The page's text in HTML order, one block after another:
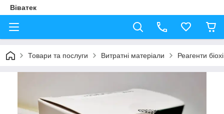
Віватек
Товари та послуги Витратні матеріали Реагенти